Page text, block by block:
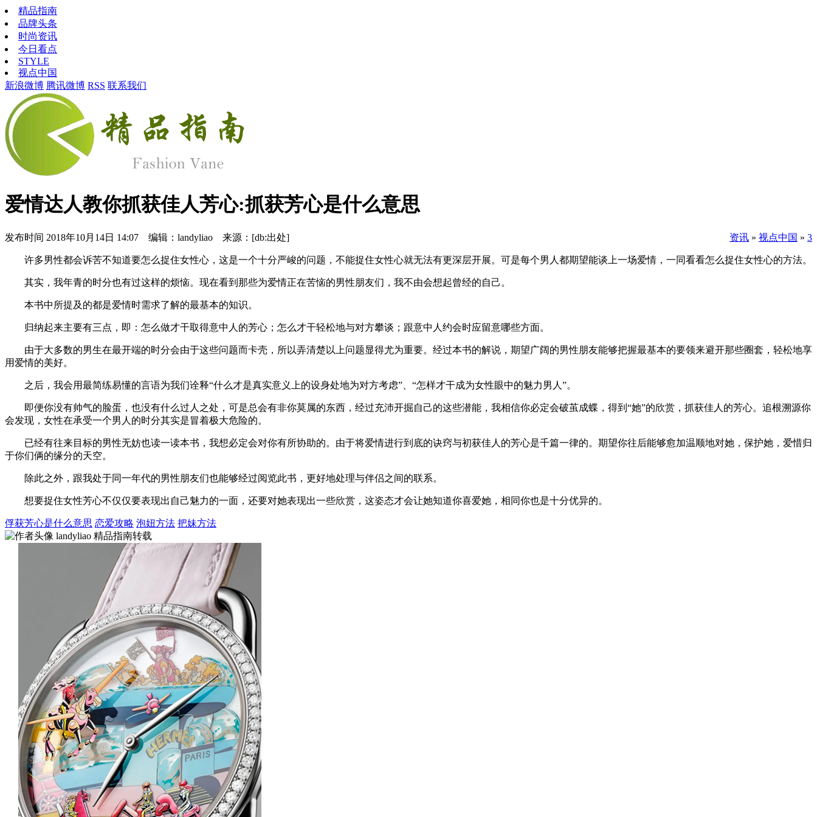
精品指南
品牌头条
时尚资讯
今日看点
STYLE
视点中国
新浪微博 腾讯微博 RSS 联系我们
爱情达人教你抓获佳人芳心:抓获芳心是什么意思
发布时间 2018年10月14日 14:07 编辑：landyliao 来源：[db:出处] 资讯 » 视点中国 » 3
许多男性都会诉苦不知道要怎么捉住女性心，这是一个十分严峻的问题，不能捉住女性心就无法有更深层开展。可是每个男人都期望能谈上一场爱情，一同看看怎么捉住女性心的方法。
其实，我年青的时分也有过这样的烦恼。现在看到那些为爱情正在苦恼的男性朋友们，我不由会想起曾经的自己。
本书中所提及的都是爱情时需求了解的最基本的知识。
归纳起来主要有三点，即：怎么做才干取得意中人的芳心；怎么才干轻松地与对方攀谈；跟意中人约会时应留意哪些方面。
由于大多数的男生在最开端的时分会由于这些问题而卡壳，所以弄清楚以上问题显得尤为重要。经过本书的解说，期望广阔的男性朋友能够把握最基本的要领来避开那些圈套，轻松地享
用爱情的美好。
之后，我会用最简练易懂的言语为我们诠释“什么才是真实意义上的设身处地为对方考虑”、“怎样才干成为女性眼中的魅力男人”。
即便你没有帅气的脸蛋，也没有什么过人之处，可是总会有非你莫属的东西，经过充沛开掘自己的这些潜能，我相信你必定会破茧成蝶，得到“她”的欣赏，抓获佳人的芳心。追根溯源你
会发现，女性在承受一个男人的时分其实是冒着极大危险的。
已经有往来目标的男性无妨也读一读本书，我想必定会对你有所协助的。由于将爱情进行到底的诀窍与初获佳人的芳心是千篇一律的。期望你往后能够愈加温顺地对她，保护她，爱惜归
于你们俩的缘分的天空。
除此之外，跟我处于同一年代的男性朋友们也能够经过阅览此书，更好地处理与伴侣之间的联系。
想要捉住女性芳心不仅仅要表现出自己魅力的一面，还要对她表现出一些欣赏，这姿态才会让她知道你喜爱她，相同你也是十分优异的。
俘获芳心是什么意思 恋爱攻略 泡妞方法 把妹方法
landyliao 精品指南转载